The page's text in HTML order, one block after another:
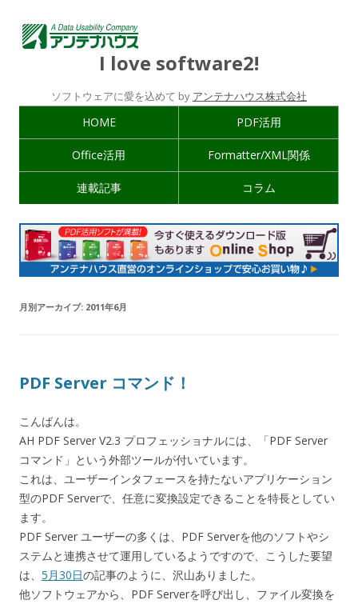
I love software2!
ソフトウェアに愛を込めて by アンテナハウス株式会社
HOME PDF活用
Office活用 Formatter/XML関係
連載記事 コラム
月別アーカイブ: 2011年6月
PDF Server コマンド！
こんばんは。
AH PDF Server V2.3 プロフェッショナルには、「PDF Server
コマンド」という外部ツールが付いています。
これは、ユーザーインタフェースを持たないアプリケーション
型のPDF Serverで、任意に変換設定できることを特長としてい
ます。
PDF Server ユーザーの多くは、PDF Serverを他のソフトやシ
ステムと連携させて運用しているようですので、こうした要望
は、 5月30日の記事のように、沢山ありました。
他ソフトウェアから、PDF Serverを呼び出し、ファイル変換を